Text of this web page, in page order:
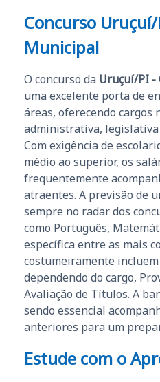
Concurso
Municipal
O concurso da Uruçuí/PI -
uma excelente porta de
áreas, oferecendo cargos
administrativa, legislativa
Com exigência de
médio ao superior, os
frequentemente
atraentes. A previsão de
sempre no radar dos
como Português,
específica entre as mais
costumeiramente
dependendo do cargo,
Avaliação de Títulos. A
sendo essencial
anteriores para um
Estude com o